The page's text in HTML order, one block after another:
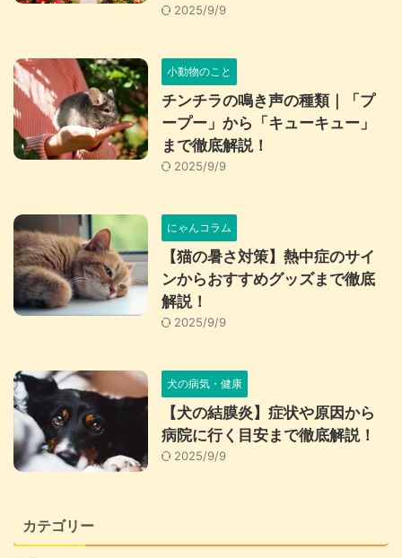
2025/9/9
小動物のこと
チンチラの鳴き声の種類｜「プ
ープー」から「キューキュー」
まで徹底解説！
2025/9/9
にゃんコラム
【猫の暑さ対策】熱中症のサイ
ンからおすすめグッズまで徹底
解説！
2025/9/9
犬の病気・健康
【犬の結膜炎】症状や原因から
病院に行く目安まで徹底解説！
2025/9/9
カテゴリー